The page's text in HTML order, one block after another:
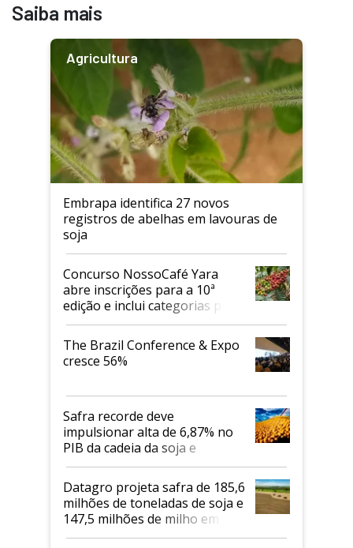
Saiba mais
Agricultura
Embrapa identifica 27 novos
registros de abelhas em lavouras de
soja
Concurso NossoCafé Yara
abre inscrições para a 10ª
edição e inclui categorias para
cafés Canephora
The Brazil Conference & Expo
cresce 56%
Safra recorde deve
impulsionar alta de 6,87% no
PIB da cadeia da soja e
biodiesel em 2026
Datagro projeta safra de 185,6
milhões de toneladas de soja e
147,5 milhões de milho em
2026/27